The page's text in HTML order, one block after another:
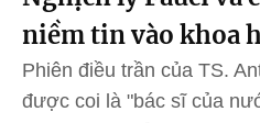
niềm tin vào khoa
Phiên điều trần của TS.
được coi là "bác sĩ của